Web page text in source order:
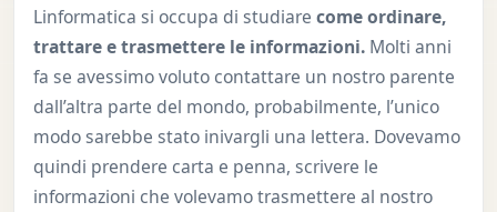
Linformatica si occupa di studiare come ordinare,
trattare e trasmettere le informazioni.Molti anni
fa se avessimo voluto contattare un nostro parente
dall’altra parte del mondo, probabilmente, l’unico
modo sarebbe stato inivargli una lettera. Dovevamo
quindi prendere carta e penna, scrivere le
informazioni che volevamo trasmettere al nostro